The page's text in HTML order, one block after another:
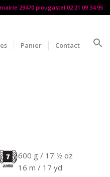
29470 plougastel 02 21 09 34 95
Panier Contact
600 g / 17 ½ oz
16 m / 17 yd